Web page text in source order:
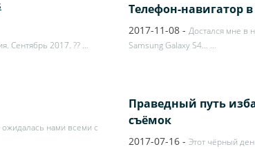
Сентябрь 2017. ??
Телефон-навигатор
2017-11-08 - Достался мне в
Samsung Galaxy S4…
нами всеми с
Праведный путь
съёмок
2017-07-16 - Этот чёрный